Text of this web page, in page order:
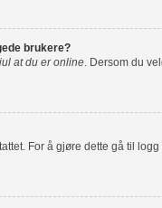
brukere?
at du er online . Dersom du
For å gjøre dette gå til